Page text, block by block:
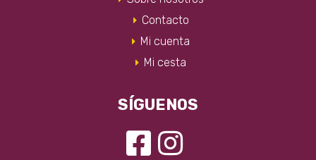
Contacto
Mi cuenta
Mi cesta
SÍGUENOS